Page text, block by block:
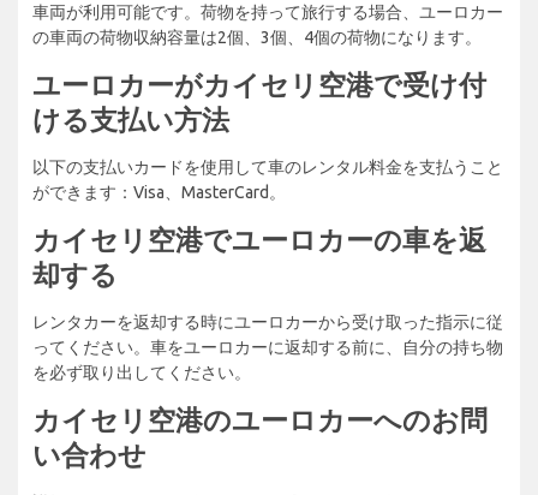
車両が利用可能です。荷物を持って旅行する場合、ユーロカー
の車両の荷物収納容量は2個、3個、4個の荷物になります。
ユーロカーがカイセリ空港で受け付
ける支払い方法
以下の支払いカードを使用して車のレンタル料金を支払うこと
ができます：Visa、MasterCard。
カイセリ空港でユーロカーの車を返
却する
レンタカーを返却する時にユーロカーから受け取った指示に従
ってください。車をユーロカーに返却する前に、自分の持ち物
を必ず取り出してください。
カイセリ空港のユーロカーへのお問
い合わせ